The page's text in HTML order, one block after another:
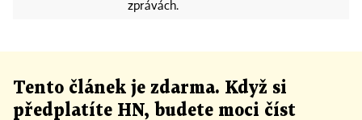
zprávách.
Tento článek je zdarma. Když si
předplatíte HN, budete moci číst